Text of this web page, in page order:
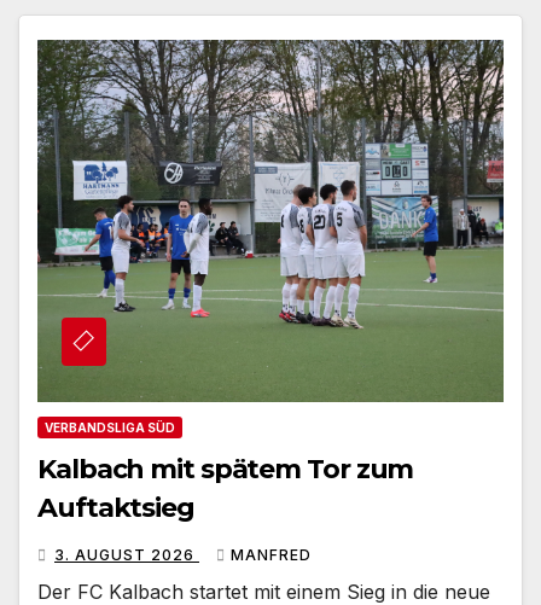
VERBANDSLIGA SÜD
Kalbach mit spätem Tor zum
Auftaktsieg
3. AUGUST 2026 MANFRED
Der FC Kalbach startet mit einem Sieg in die neue